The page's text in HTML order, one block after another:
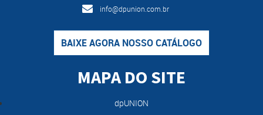
info@dpunion.com.br
BAIXE AGORA NOSSO CATÁLOGO
MAPA DO SITE
dpUNION